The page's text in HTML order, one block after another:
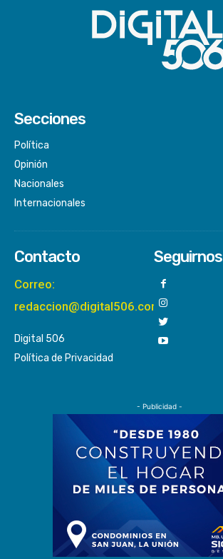
Secciones
Política
Opinión
Nacionales
Internacionales
Contacto
Correo:
redaccion@digital506.com
Digital 506
Política de Privacidad
Seguirnos
- Publicidad -